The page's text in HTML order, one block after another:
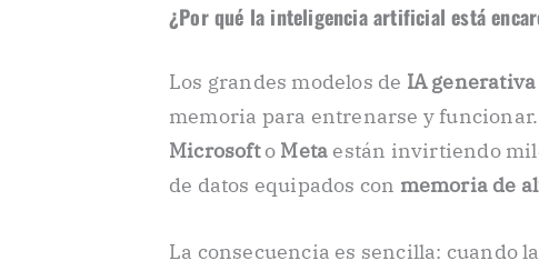
¿Por qué la inteligencia artificial está
Los grandes modelos de IA generativa
memoria para entrenarse y
Microsofto Meta están invirtiendo
de datos equipados con memoria de
La consecuencia es sencilla: cuando